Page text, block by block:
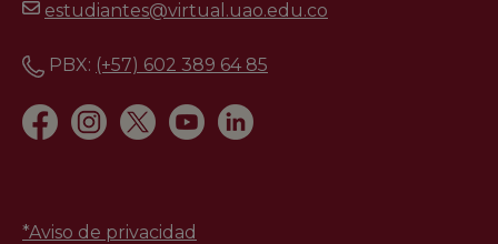
estudiantes@virtual.uao.edu.co
PBX: (+57) 602 389 64 85
*Aviso de privacidad